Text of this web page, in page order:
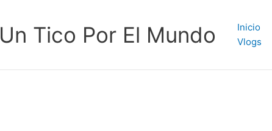
Un Tico Por El Mundo Inicio
Vlogs